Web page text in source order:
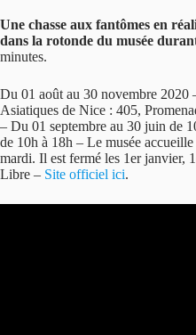
Une chasse aux fantômes en
dans la rotonde du musée
minutes.
Du 01 août au 30 novembre 2020
Asiatiques de Nice : 405,
– Du 01 septembre au 30 juin de
de 10h à 18h – Le musée
mardi. Il est fermé les 1er janvier,
Libre – Site officiel ici.